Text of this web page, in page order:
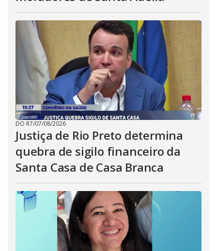
DO R7/07/08/2026
Justiça de Rio Preto determina
quebra de sigilo financeiro da
Santa Casa de Casa Branca